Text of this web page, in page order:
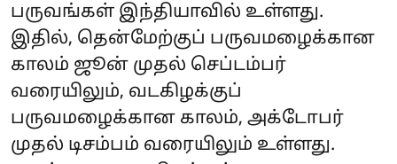
பருவங்கள் இந்தியாவில் உள்ளது.
இதில், தென்மேற்குப் பருவமழைக்கான
காலம் ஜூன் முதல் செப்டம்பர்
வரையிலும், வடகிழக்குப்
பருவமழைக்கான காலம், அக்டோபர்
முதல் டிசம்பம் வரையிலும் உள்ளது.